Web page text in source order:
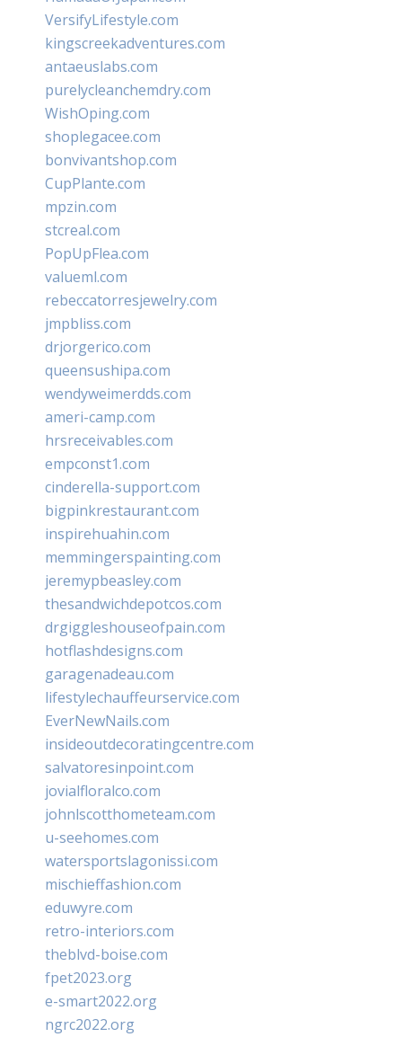
VersifyLifestyle.com
kingscreekadventures.com
antaeuslabs.com
purelycleanchemdry.com
WishOping.com
shoplegacee.com
bonvivantshop.com
CupPlante.com
mpzin.com
stcreal.com
PopUpFlea.com
valueml.com
rebeccatorresjewelry.com
jmpbliss.com
drjorgerico.com
queensushipa.com
wendyweimerdds.com
ameri-camp.com
hrsreceivables.com
empconst1.com
cinderella-support.com
bigpinkrestaurant.com
inspirehuahin.com
memmingerspainting.com
jeremypbeasley.com
thesandwichdepotcos.com
drgiggleshouseofpain.com
hotflashdesigns.com
garagenadeau.com
lifestylechauffeurservice.com
EverNewNails.com
insideoutdecoratingcentre.com
salvatoresinpoint.com
jovialfloralco.com
johnlscotthometeam.com
u-seehomes.com
watersportslagonissi.com
mischieffashion.com
eduwyre.com
retro-interiors.com
theblvd-boise.com
fpet2023.org
e-smart2022.org
ngrc2022.org